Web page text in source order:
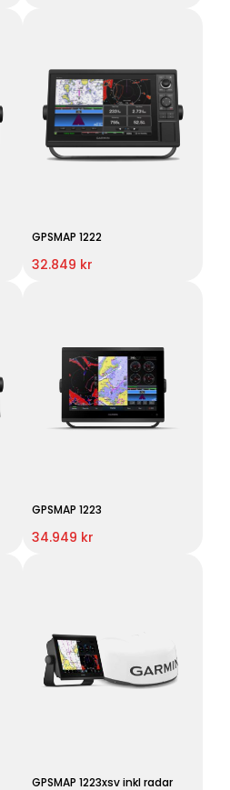
GPSMAP 1222
32.849 kr
GPSMAP 1223
34.949 kr
GPSMAP 1223xsv inkl radar